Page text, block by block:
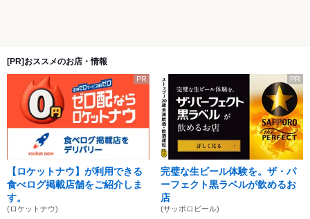
[PR]おススメのお店・情報
PR
【ロケットナウ】が利用できる
食べログ掲載店舗をご紹介しま
す。
(ロケットナウ)
PR
完璧な生ビール体験を。ザ・パ
ーフェクト黒ラベルが飲めるお
店
(サッポロビール)